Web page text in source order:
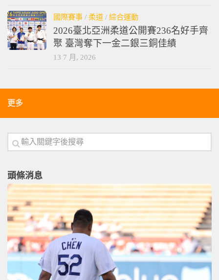
國際賽事 / 柔道 / 綜合運動
2026臺北亞洲柔道公開賽236名好手齊
聚 臺灣奪下一金二銀三銅佳績
13 7 月, 2026
更多
頭條消息